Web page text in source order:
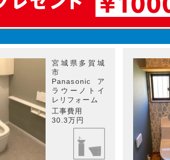
宮城県多賀城
市
Panasonicア
ラウーノトイ
レリフォーム
工事費用
30.3万円